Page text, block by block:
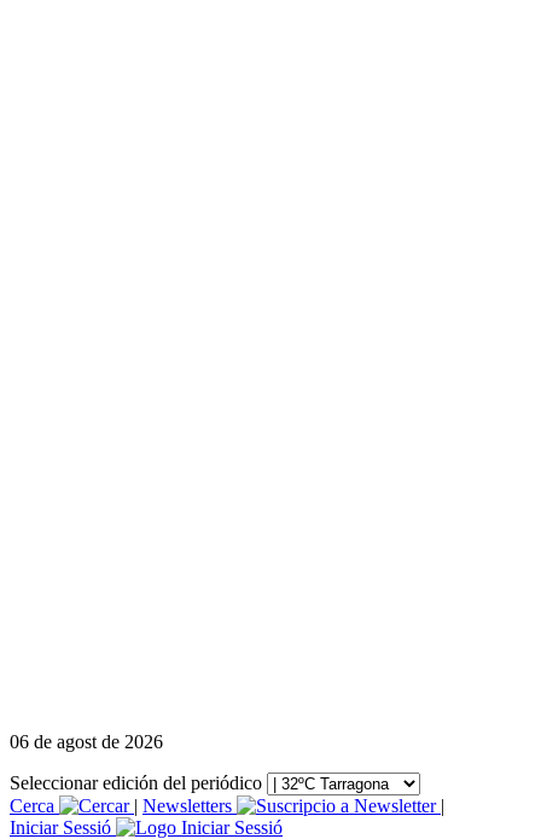
06 de agost de 2026
Seleccionar edición del periódico
Cerca
| Newsletters
|
Iniciar Sessió